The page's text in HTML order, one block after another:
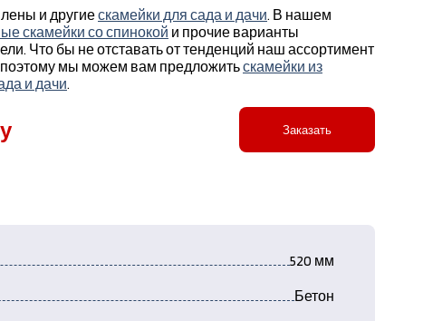
и другиескамейки для сада и дачи. В нашем
скамейки со спинокой и прочие варианты
Что бы не отставать от тенденций наш ассортимент
мы можем вам предложитьскамейки из
и дачи.
Заказать
520 мм
Бетон